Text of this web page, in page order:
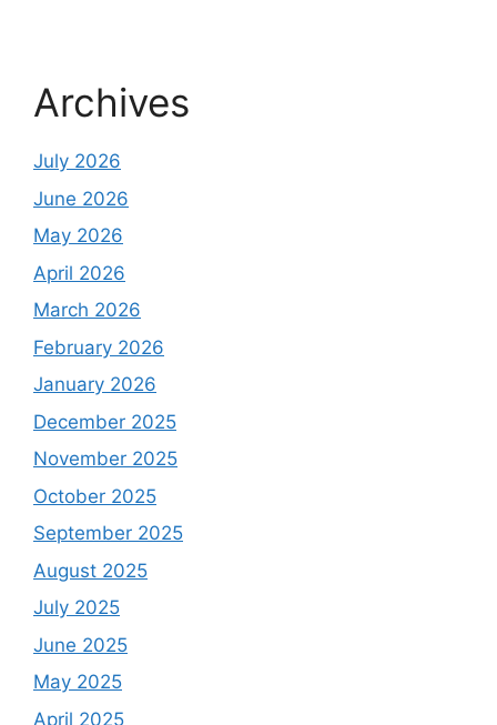
Archives
July 2026
June 2026
May 2026
April 2026
March 2026
February 2026
January 2026
December 2025
November 2025
October 2025
September 2025
August 2025
July 2025
June 2025
May 2025
April 2025